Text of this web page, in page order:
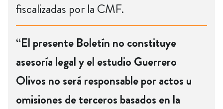
fiscalizadas por la CMF.
“El presente Boletín no constituye
asesoría legal y el estudio Guerrero
Olivos no será responsable por actos u
omisiones de terceros basados en la